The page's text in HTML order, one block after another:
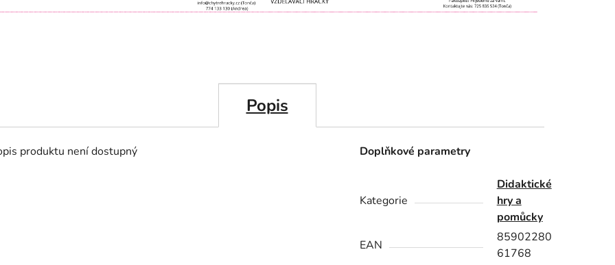
Popis
produktu není dostupný Doplňkové parametry
Kategorie
Didaktické
hry a
pomůcky
EAN
85902280
61768